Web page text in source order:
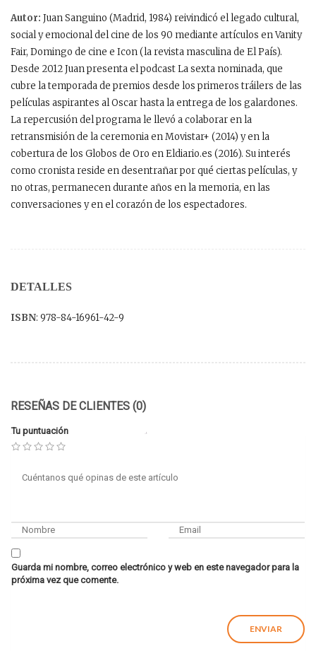
Autor: Juan Sanguino (Madrid, 1984) reivindicó el legado cultural,
social y emocional del cine de los 90 mediante artículos en Vanity
Fair, Domingo de cine e Icon (la revista masculina de El País).
Desde 2012 Juan presenta el podcast La sexta nominada, que
cubre la temporada de premios desde los primeros tráilers de las
películas aspirantes al Oscar hasta la entrega de los galardones.
La repercusión del programa le llevó a colaborar en la
retransmisión de la ceremonia en Movistar+ (2014) y en la
cobertura de los Globos de Oro en Eldiario.es (2016). Su interés
como cronista reside en desentrañar por qué ciertas películas, y
no otras, permanecen durante años en la memoria, en las
conversaciones y en el corazón de los espectadores.
DETALLES
ISBN: 978-84-16961-42-9
RESEÑAS DE CLIENTES (0)
Tu puntuación
Guarda mi nombre, correo electrónico y web en este navegador para la
próxima vez que comente.